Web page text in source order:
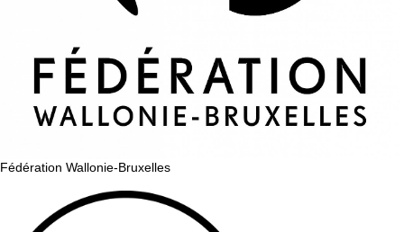
Fédération Wallonie-Bruxelles